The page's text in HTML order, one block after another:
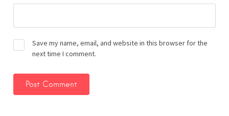
Save my name, email, and website in this browser for the
next time I comment.